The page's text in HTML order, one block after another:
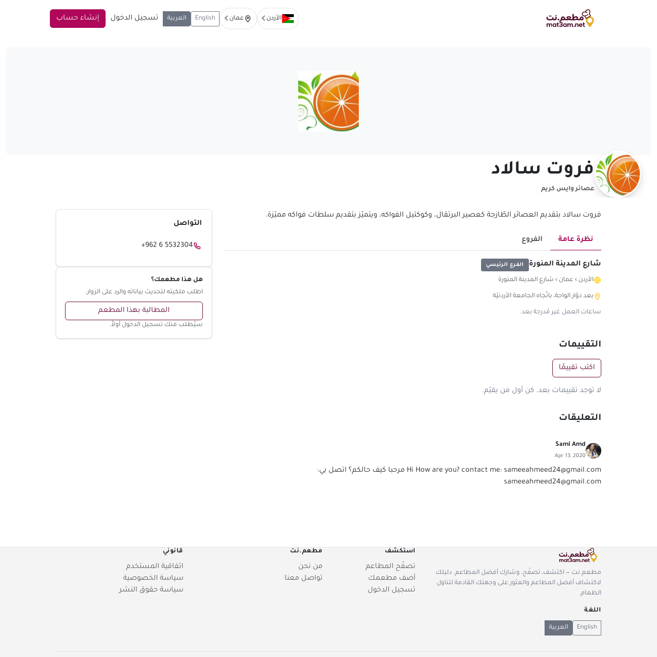
الأردن عمان English العربية تسجيل الدخول إنشاء حساب
فروت سالاد
عصائر وايس كريم
فروت سالاد بتقديم العصائر الطّازجة كعصير البرتقال، وكوكتيل الفواكه، ويتميّز بتقديم سلطات فواكه مميّزة.
نظرة عامة الفروع
شارع المدينة المنورة الفرع الرئيسي
الأردن › عمان › شارع المدينة المنورة
بعد دوّار الواحة، باتّجاه الجامعة الأردنيّة
ساعات العمل غير مُدرجة بعد.
التقييمات
اكتب تقييمًا
لا توجد تقييمات بعد. كن أول من يقيّم.
التعليقات
Sami Amd
Apr 13, 2020
Hi How are you? contact me: sameeahmeed24@gmail.com
مرحبا كيف حالكم؟ اتصل بي:
sameeahmeed24@gmail.com
التواصل
+962 6 5532304
هل هذا مطعمك؟
اطلب ملكيته لتحديث بياناته والرد على الزوار.
المطالبة بهذا المطعم
سيُطلب منك تسجيل الدخول أولاً.
مطعم.نت — اكتشف، تصفّح، وشارك أفضل المطاعم. دليلك
لاكتشاف أفضل المطاعم والعثور على وجهتك القادمة لتناول
الطعام.
استكشف
تصفّح المطاعم
أضف مطعمك
تسجيل الدخول
مطعم.نت
من نحن
تواصل معنا
قانوني
اتفاقية المستخدم
سياسة الخصوصية
سياسة حقوق النشر
اللغة
English العربية